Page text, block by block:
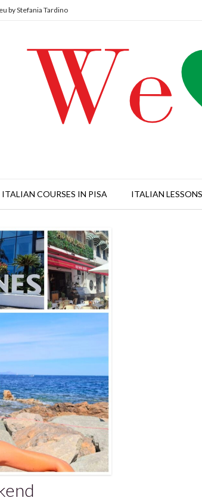
by Stefania Tardino
ITALIAN COURSES IN PISA ITALIAN